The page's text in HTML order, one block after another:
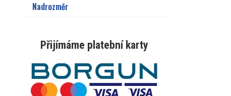
Nadrozměr
Přijímáme platební karty